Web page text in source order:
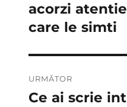
articole
anterior:
acorzi
care le simti
URMĂTOR
Articolul
Ce ai scrie